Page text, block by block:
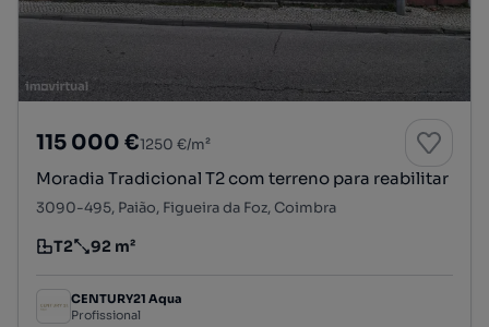
115 000 €1250 €/m²
Moradia Tradicional T2 com terreno para reabilitar
3090-495, Paião, Figueira da Foz, Coimbra
Tipologia
T2
Preço por metro quadrado
92 m²
CENTURY21 Aqua
Profissional